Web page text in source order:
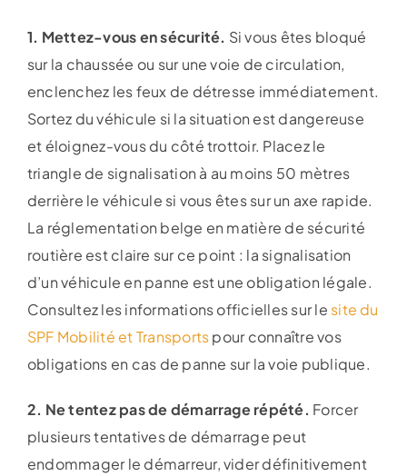
1. Mettez-vous en sécurité. Si vous êtes bloqué
sur la chaussée ou sur une voie de circulation,
enclenchez les feux de détresse immédiatement.
Sortez du véhicule si la situation est dangereuse
et éloignez-vous du côté trottoir. Placez le
triangle de signalisation à au moins 50 mètres
derrière le véhicule si vous êtes sur un axe rapide.
La réglementation belge en matière de sécurité
routière est claire sur ce point : la signalisation
d’un véhicule en panne est une obligation légale.
Consultez les informations officielles sur le site du
SPF Mobilité et Transportspour connaître vos
obligations en cas de panne sur la voie publique.
2. Ne tentez pas de démarrage répété. Forcer
plusieurs tentatives de démarrage peut
endommager le démarreur, vider définitivement